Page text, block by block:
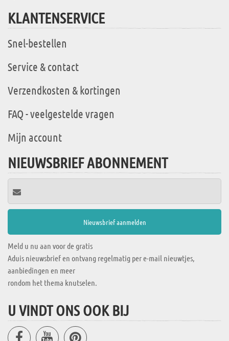
KLANTENSERVICE
Snel-bestellen
Service & contact
Verzendkosten & kortingen
FAQ - veelgestelde vragen
Mijn account
NIEUWSBRIEF ABONNEMENT
Meld u nu aan voor de gratis
Aduis nieuwsbrief en ontvang regelmatig per e-mail nieuwtjes,
aanbiedingen en meer
rondom het thema knutselen.
U VINDT ONS OOK BIJ